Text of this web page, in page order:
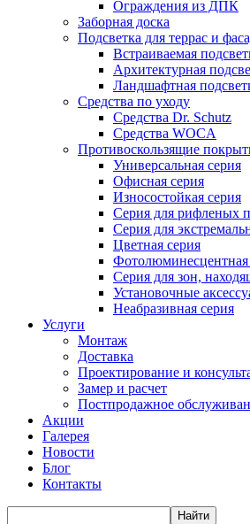
Ограждения из ДПК
Заборная доска
Подсветка для террас и
Встраиваемая
Архитектурная
Ландшафтная
Средства по уходу
Средства Dr. Schutz
Средства WOCA
Противоскользящие
Универсальная серия
Офисная серия
Износостойкая серия
Серия для рифленых
Серия для
Цветная серия
Фотолюминесцентная
Серия для зон,
Установочные
Неабразивная серия
Услуги
Монтаж
Доставка
Проектирование и
Замер и расчет
Постпродажное
Акции
Галерея
Новости
Блог
Контакты